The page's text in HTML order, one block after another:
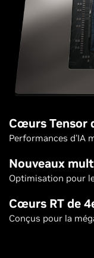
Cœurs Tensor
Performances d'IA
Nouveaux
Optimisation pour
Cœurs RT de
Conçus pour la